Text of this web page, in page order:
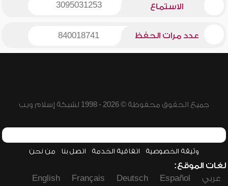
الاستماع 3095031253
عدد مرات الحفظ 840018741
جميع الحقوق محفوظة © 2026 - 1998 لشبكة إسلام ويب
وثيقة الخصوصية اتفاقية الخدمة اتصل بنا من نحن
لغات الموقع:
عربي
Español
Deutsch
Français
English